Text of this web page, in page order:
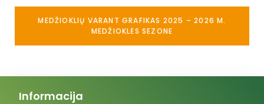
MEDŽIOKLIŲ VARANT GRAFIKAS 2025 – 2026 M.
MEDŽIOKLĖS SEZONE
Informacija